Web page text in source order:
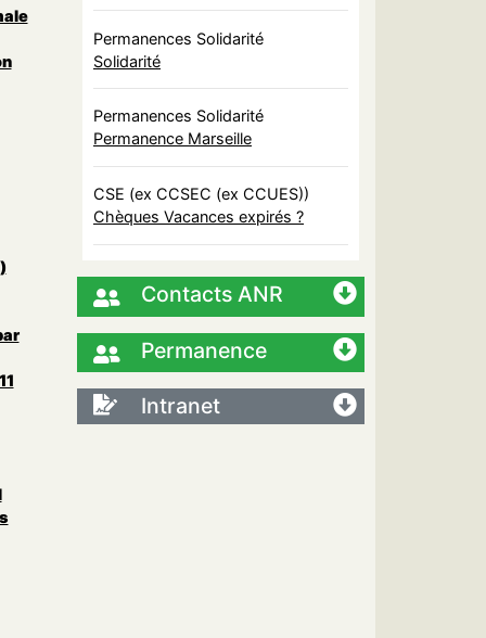
Permanences Solidarité
Solidarité
Permanences Solidarité
Permanence Marseille
CSE (ex CCSEC (ex CCUES))
Chèques Vacances expirés ?
Contacts ANR
Permanence
Intranet